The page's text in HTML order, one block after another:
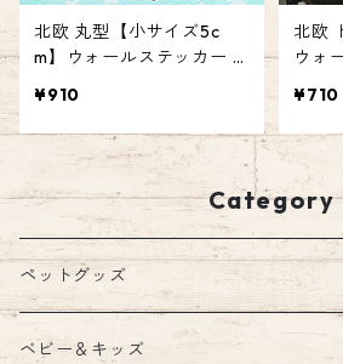
北欧 丸型【小サイズ5c
m】ウォールステッカー 2
シール DIY 壁紙 ベビー キ
ッズ ルーム ブラック ゴー
ルド シルバー エミリース
タイル emilystyle
¥910
北欧
ウォ
ー キ
リー
¥710
Category
ペットグッズ
ウェア
ベビー＆キッズ